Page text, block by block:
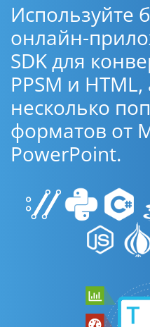
Используйте
онлайн-
SDK для
PPSM и
несколько
форматов от
PowerPoint.